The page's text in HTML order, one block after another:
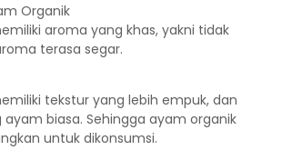
Organik
aroma yang khas, yakni tidak
terasa segar.
tekstur yang lebih empuk, dan
biasa. Sehingga ayam organik
untuk dikonsumsi.